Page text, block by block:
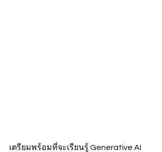
เตรียมพร้อมที่จะเรียนรู้ Generative AI